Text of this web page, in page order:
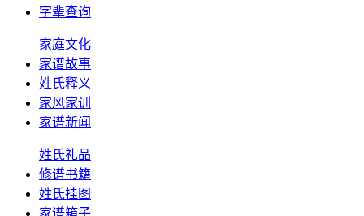
字辈查询
家庭文化
家谱故事
姓氏释义
家风家训
家谱新闻
姓氏礼品
修谱书籍
姓氏挂图
家谱箱子